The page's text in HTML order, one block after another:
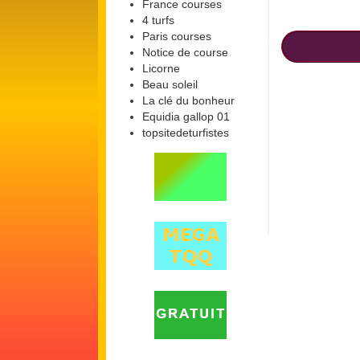
France courses
4 turfs
Paris courses
Notice de course
Licorne
Beau soleil
La clé du bonheur
Equidia gallop 01
topsitedeturfistes